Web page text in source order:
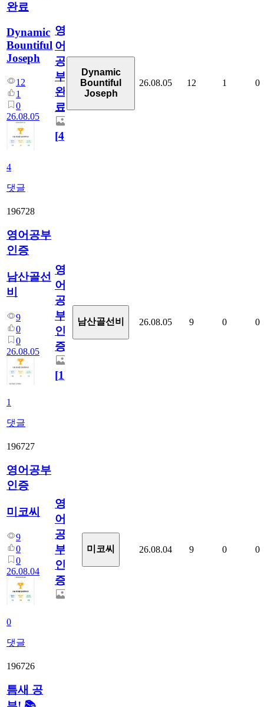
완료
Dynamic
Bountiful
Joseph
12
1
0
26.08.05
4
댓글
영
어
공
부
완
료
[4]
Dynamic
Bountiful
Joseph
26.08.05 12 1 0
196728
영어공부
인증
남산골선
비
9
0
0
26.08.05
1
댓글
영
어
공
부
인
증
[1]
남산골선비 26.08.05 9 0 0
196727
영어공부
인증
미코씨
9
0
0
26.08.04
0
댓글
영
어
공
부
인
증
미코씨 26.08.04 9 0 0
196726
틈새 공